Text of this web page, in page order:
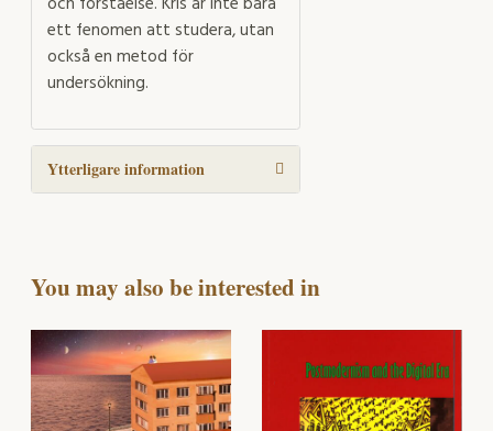
ett fenomen att studera, utan
också en metod för
undersökning.
Ytterligare information
You may also be interested in